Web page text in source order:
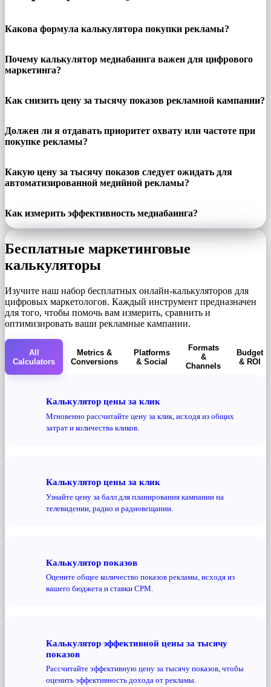
Какова формула калькулятора покупки рекламы?
Почему калькулятор медиабаинга важен для цифрового
маркетинга?
Как снизить цену за тысячу показов рекламной кампании?
Должен ли я отдавать приоритет охвату или частоте при
покупке рекламы?
Какую цену за тысячу показов следует ожидать для
автоматизированной медийной рекламы?
Как измерить эффективность медиабаинга?
Бесплатные маркетинговые
калькуляторы
Изучите наш набор бесплатных онлайн-калькуляторов для
цифровых маркетологов. Каждый инструмент предназначен
для того, чтобы помочь вам измерить, сравнить и
оптимизировать ваши рекламные кампании.
All
Calculators
Metrics &
Conversions
Platforms
& Social
Formats
&
Channels
Budget
& ROI
Калькулятор цены за клик
Мгновенно рассчитайте цену за клик, исходя из общих
затрат и количества кликов.
Калькулятор цены за клик
Узнайте цену за балл для планирования кампании на
телевидении, радио и радиовещании.
Калькулятор показов
Оцените общее количество показов рекламы, исходя из
вашего бюджета и ставки CPM.
Калькулятор эффективной цены за тысячу
показов
Рассчитайте эффективную цену за тысячу показов, чтобы
оценить эффективность дохода от рекламы.